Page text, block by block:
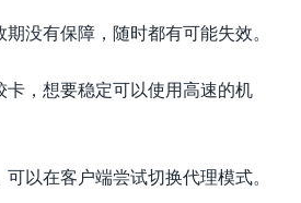
没有保障，随时都有可能失效。
，想要稳定可以使用高速的机
以在客户端尝试切换代理模式。